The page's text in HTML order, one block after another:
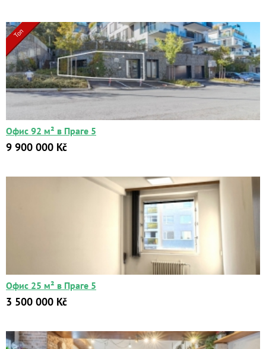
от до м2
Цена:
от
до
Kč
Топ
Офис 92 м² в Праге 5
9 900 000 Kč
Офис 25 м² в Праге 5
3 500 000 Kč